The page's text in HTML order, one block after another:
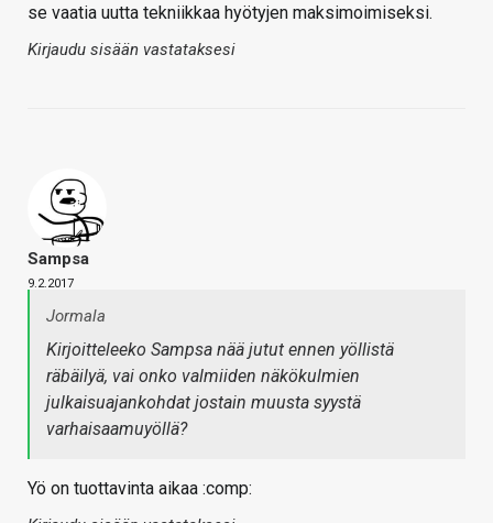
se vaatia uutta tekniikkaa hyötyjen maksimoimiseksi.
Kirjaudu sisään vastataksesi
Sampsa
9.2.2017
Jormala
Kirjoitteleeko Sampsa nää jutut ennen yöllistä
räbäilyä, vai onko valmiiden näkökulmien
julkaisuajankohdat jostain muusta syystä
varhaisaamuyöllä?
Yö on tuottavinta aikaa :comp: